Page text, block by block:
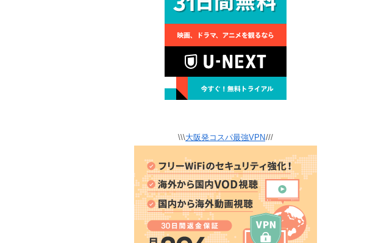
\\\大阪発コスパ最強VPN///